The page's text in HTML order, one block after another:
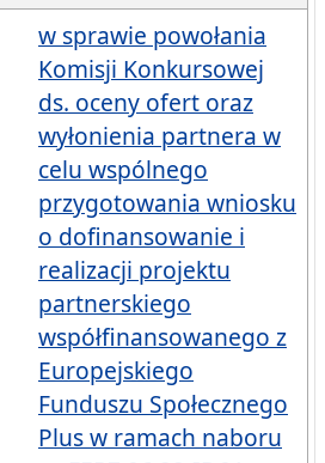
w sprawie powołania
Komisji Konkursowej
ds. oceny ofert oraz
wyłonienia partnera w
celu wspólnego
przygotowania wniosku
o dofinansowanie i
realizacji projektu
partnerskiego
współfinansowanego z
Europejskiego
Funduszu Społecznego
Plus w ramach naboru